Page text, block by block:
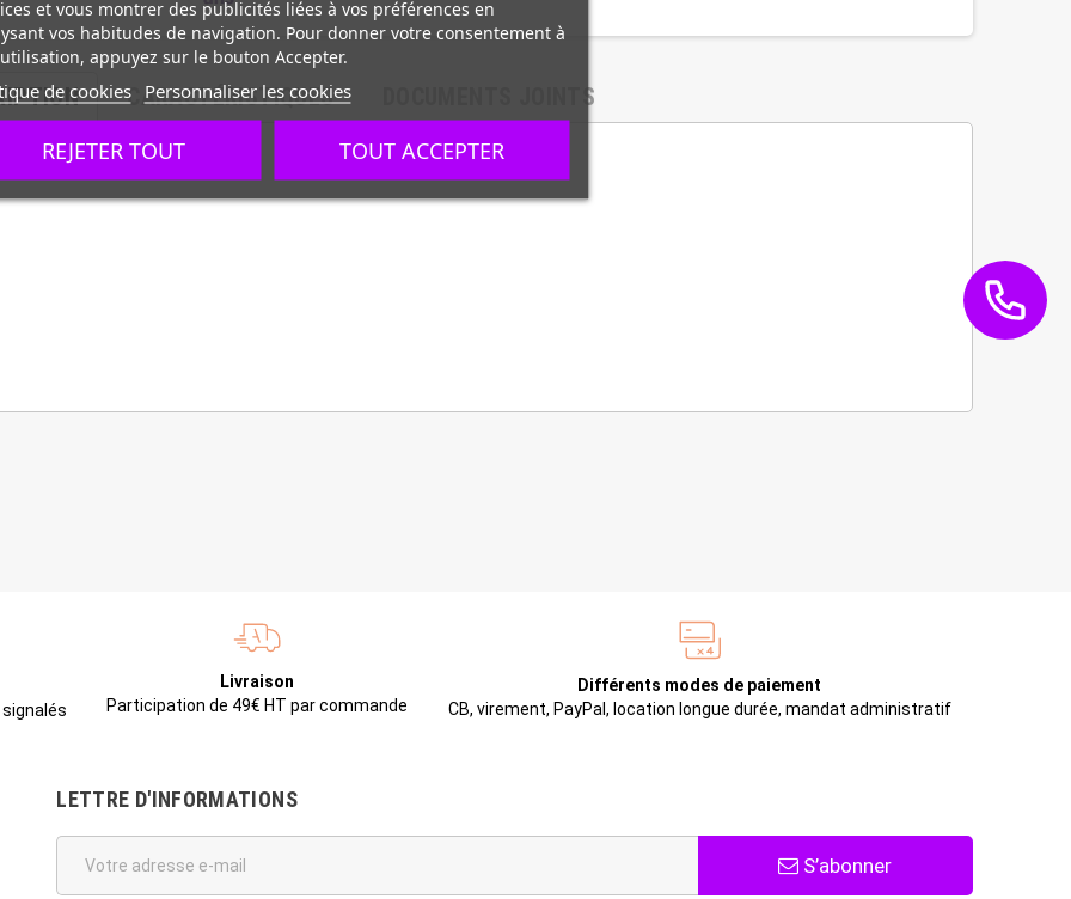
CARACTÉRISTIQUES DOCUMENTS JOINTS
Livraison
Participation de 49€ HT par commande
Différents modes de paiement
CB, virement, PayPal, location longue durée, mandat administratif
LETTRE D'INFORMATIONS
S’abonner
et vous montrer des publicités liées à vos préférences en
vos habitudes de navigation. Pour donner votre consentement à
appuyez sur le bouton Accepter.
de cookies Personnaliser les cookies
REJETER TOUT TOUT ACCEPTER